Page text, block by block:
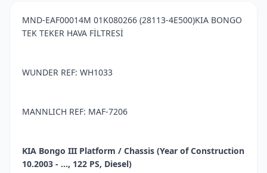
MND-EAF00014M 01K080266 (28113-4E500)KIA BONGO
TEK TEKER HAVA FİLTRESİ
WUNDER REF: WH1033
MANNLICH REF: MAF-7206
KIA Bongo III Platform / Chassis (Year of Construction
10.2003 - ..., 122 PS, Diesel)